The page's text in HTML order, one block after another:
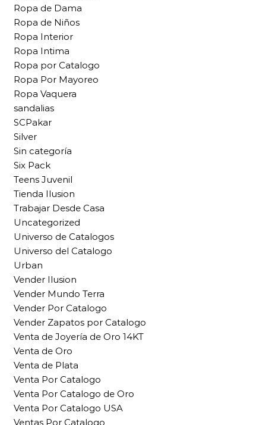
Ropa de Dama
Ropa de Niños
Ropa Interior
Ropa Intima
Ropa por Catalogo
Ropa Por Mayoreo
Ropa Vaquera
sandalias
SCPakar
Silver
Sin categoría
Six Pack
Teens Juvenil
Tienda Ilusion
Trabajar Desde Casa
Uncategorized
Universo de Catalogos
Universo del Catalogo
Urban
Vender Ilusion
Vender Mundo Terra
Vender Por Catalogo
Vender Zapatos por Catalogo
Venta de Joyería de Oro 14KT
Venta de Oro
Venta de Plata
Venta Por Catalogo
Venta Por Catalogo de Oro
Venta Por Catalogo USA
Ventas Por Catalogo